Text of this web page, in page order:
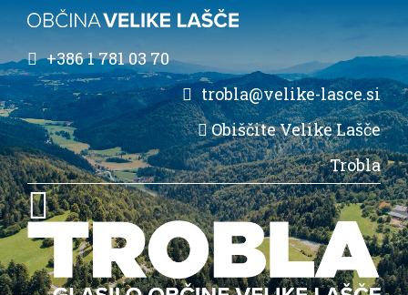
+386 1 781 03 70
trobla@velike-lasce.si
Obiščite Velike Lašče
Trobla